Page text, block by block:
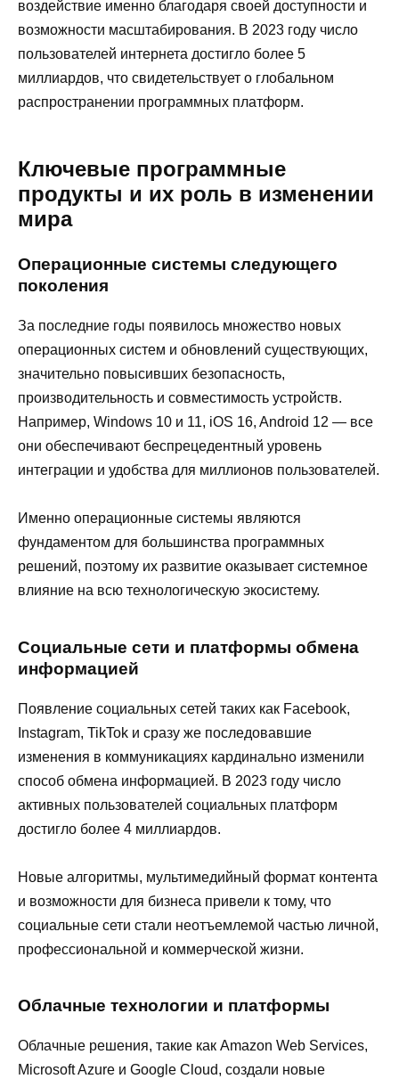
воздействие именно благодаря своей доступности и
возможности масштабирования. В 2023 году число
пользователей интернета достигло более 5
миллиардов, что свидетельствует о глобальном
распространении программных платформ.
Ключевые программные
продукты и их роль в изменении
мира
Операционные системы следующего
поколения
За последние годы появилось множество новых
операционных систем и обновлений существующих,
значительно повысивших безопасность,
производительность и совместимость устройств.
Например, Windows 10 и 11, iOS 16, Android 12 — все
они обеспечивают беспрецедентный уровень
интеграции и удобства для миллионов пользователей.
Именно операционные системы являются
фундаментом для большинства программных
решений, поэтому их развитие оказывает системное
влияние на всю технологическую экосистему.
Социальные сети и платформы обмена
информацией
Появление социальных сетей таких как Facebook,
Instagram, TikTok и сразу же последовавшие
изменения в коммуникациях кардинально изменили
способ обмена информацией. В 2023 году число
активных пользователей социальных платформ
достигло более 4 миллиардов.
Новые алгоритмы, мультимедийный формат контента
и возможности для бизнеса привели к тому, что
социальные сети стали неотъемлемой частью личной,
профессиональной и коммерческой жизни.
Облачные технологии и платформы
Облачные решения, такие как Amazon Web Services,
Microsoft Azure и Google Cloud, создали новые